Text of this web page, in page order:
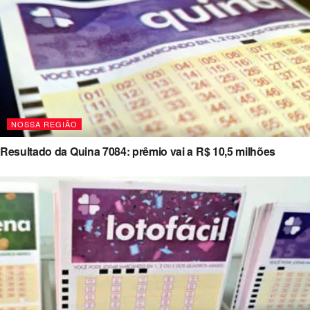
NOSSA REGIÃO
Resultado da Quina 7084: prêmio vai a R$ 10,5 milhões